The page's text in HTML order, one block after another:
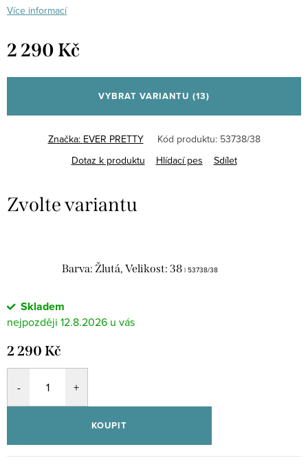
Více informací
2 290 Kč
cena:
VYBRAT VARIANTU (13)
Značka: EVER PRETTY Kód produktu: 53738/38
Dotaz k produktu
Hlídací pes Sdílet
Barva: Žlutá, Velikost: 38 | 53738/38
Skladem
12.8.2026
2 290 Kč
KOUPIT